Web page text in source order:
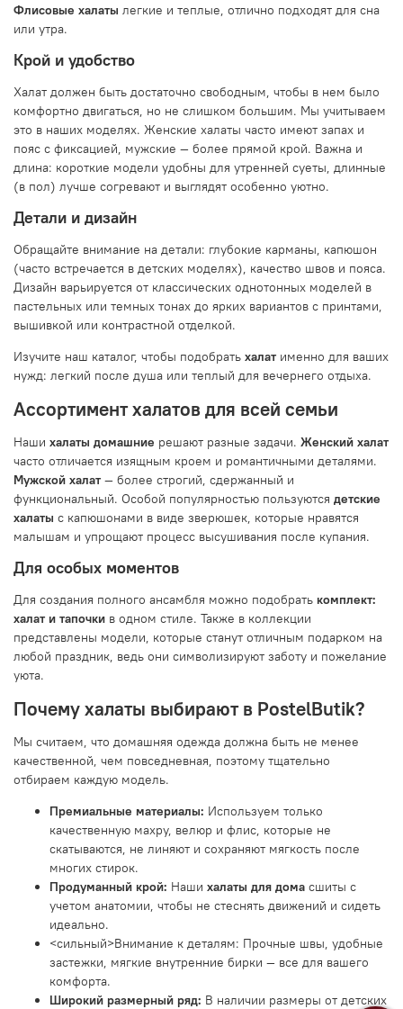
Флисовые халаты легкие и теплые, отлично подходят для сна
или утра.
Крой и удобство
Халат должен быть достаточно свободным, чтобы в нем было
комфортно двигаться, но не слишком большим. Мы учитываем
это в наших моделях. Женские халаты часто имеют запах и
пояс с фиксацией, мужские — более прямой крой. Важна и
длина: короткие модели удобны для утренней суеты, длинные
(в пол) лучше согревают и выглядят особенно уютно.
Детали и дизайн
Обращайте внимание на детали: глубокие карманы, капюшон
(часто встречается в детских моделях), качество швов и пояса.
Дизайн варьируется от классических однотонных моделей в
пастельных или темных тонах до ярких вариантов с принтами,
вышивкой или контрастной отделкой.
Изучите наш каталог, чтобы подобрать халат именно для ваших
нужд: легкий после душа или теплый для вечернего отдыха.
Ассортимент халатов для всей семьи
Наши халаты домашние решают разные задачи. Женский халат
часто отличается изящным кроем и романтичными деталями.
Мужской халат — более строгий, сдержанный и
функциональный. Особой популярностью пользуются детские
халаты с капюшонами в виде зверюшек, которые нравятся
малышам и упрощают процесс высушивания после купания.
Для особых моментов
Для создания полного ансамбля можно подобрать комплект:
халат и тапочки в одном стиле. Также в коллекции
представлены модели, которые станут отличным подарком на
любой праздник, ведь они символизируют заботу и пожелание
уюта.
Почему халаты выбирают в PostelButik?
Мы считаем, что домашняя одежда должна быть не менее
качественной, чем повседневная, поэтому тщательно
отбираем каждую модель.
Премиальные материалы: Используем только
качественную махру, велюр и флис, которые не
скатываются, не линяют и сохраняют мягкость после
многих стирок.
Продуманный крой: Наши халаты для дома сшиты с
учетом анатомии, чтобы не стеснять движений и сидеть
идеально.
<сильный>Внимание к деталям: Прочные швы, удобные
застежки, мягкие внутренние бирки — все для вашего
комфорта.
Широкий размерный ряд: В наличии размеры от детских